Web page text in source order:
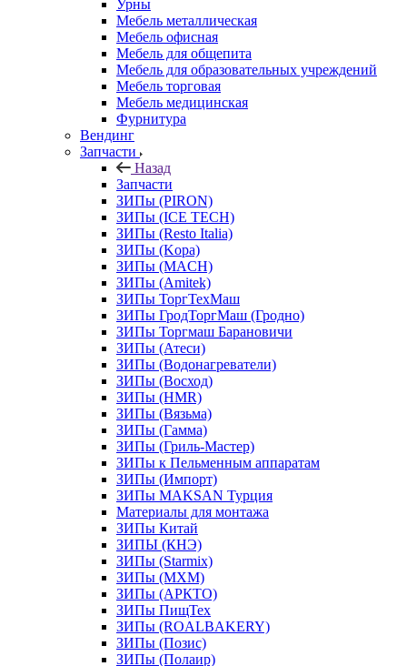
Урны
Мебель металлическая
Мебель офисная
Мебель для общепита
Мебель для образовательных учреждений
Мебель торговая
Мебель медицинская
Фурнитура
Вендинг
Запчасти
Назад
Запчасти
ЗИПы (PIRON)
ЗИПы (ICE TECH)
ЗИПы (Resto Italia)
ЗИПы (Kopa)
ЗИПы (MACH)
ЗИПы (Amitek)
ЗИПы ТоргТехМаш
ЗИПы ГродТоргМаш (Гродно)
ЗИПы Торгмаш Барановичи
ЗИПы (Атеси)
ЗИПы (Водонагреватели)
ЗИПы (Восход)
ЗИПы (HMR)
ЗИПы (Вязьма)
ЗИПы (Гамма)
ЗИПы (Гриль-Мастер)
ЗИПы к Пельменным аппаратам
ЗИПы (Импорт)
ЗИПы MAKSAN Турция
Материалы для монтажа
ЗИПы Китай
ЗИПЫ (КНЭ)
ЗИПы (Starmix)
ЗИПы (МХМ)
ЗИПы (АРКТО)
ЗИПы ПищТех
ЗИПы (ROALBAKERY)
ЗИПы (Позис)
ЗИПы (Полаир)